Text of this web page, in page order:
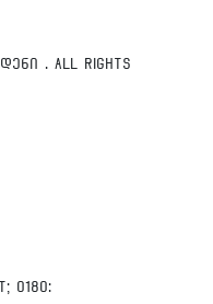
. All Rights
0180: